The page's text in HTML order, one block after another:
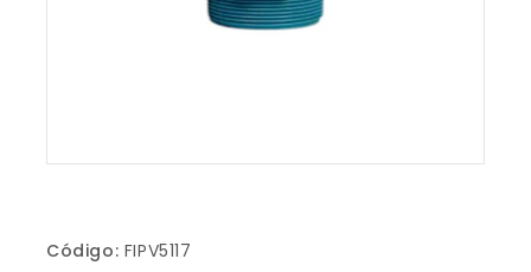
Código: FIPV5117